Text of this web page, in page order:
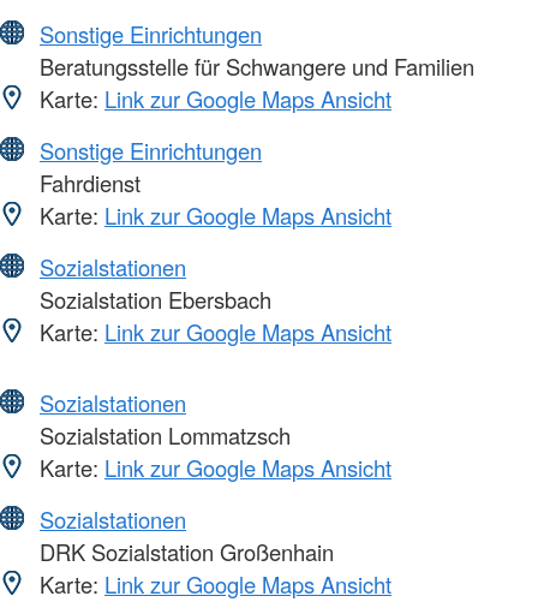
Sonstige Einrichtungen
Beratungsstelle für Schwangere und Familien
Karte: Link zur Google Maps Ansicht
Sonstige Einrichtungen
Fahrdienst
Karte: Link zur Google Maps Ansicht
Sozialstationen
Sozialstation Ebersbach
Karte: Link zur Google Maps Ansicht
Sozialstationen
Sozialstation Lommatzsch
Karte: Link zur Google Maps Ansicht
Sozialstationen
DRK Sozialstation Großenhain
Karte: Link zur Google Maps Ansicht